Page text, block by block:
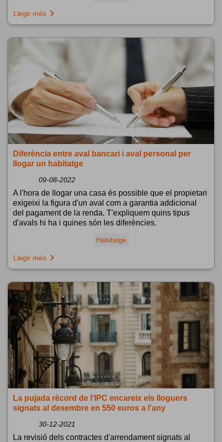
Llegir més navigate_next
Diferència entre aval bancari i aval personal per
llogar un habitatge
09-08-2022
A l'hora de llogar una casa és possible que el propietari
exigeixi la figura d'un aval com a garantia addicional
del pagament de la renda. T'expliquem quins tipus
d'avals hi ha i quines són les diferències.
Habitatge
Llegir més navigate_next
La pujada rècord de l'IPC encareix els lloguers
signats al desembre en 550 euros a l'any
30-12-2021
La revisió dels contractes d'arrendament signats al